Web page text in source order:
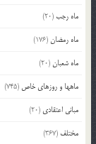
ماه رجب(20)
ماه رمضان (176)
ماه شعبان (20)
ماهها و روزهای خاص (745)
مبانی اعتقادی (20)
مختلف (367)